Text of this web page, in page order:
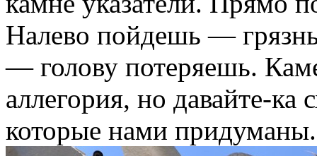
Налево пойдешь —
— голову потеряешь.
аллегория, но давайте-ка
которые нами придуманы.